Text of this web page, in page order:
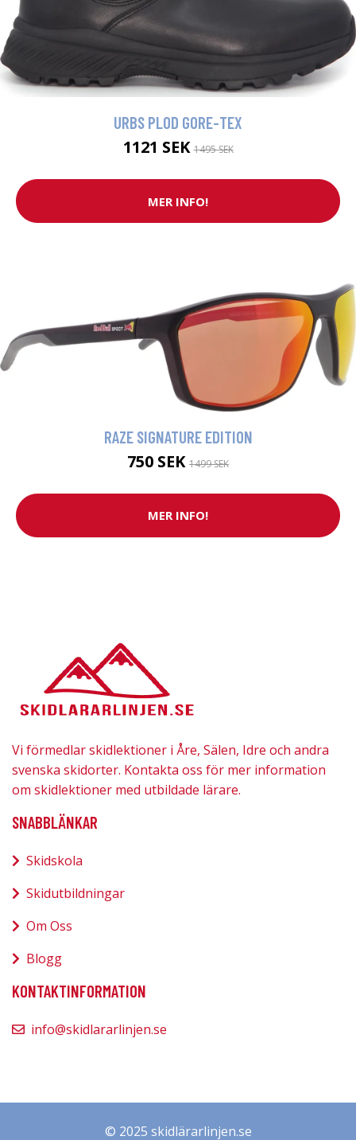
URBS PLOD GORE-TEX
1121 SEK1495 SEK
MER INFO!
RAZE SIGNATURE EDITION
750 SEK 1499 SEK
MER INFO!
Vi förmedlar skidlektioner i Åre, Sälen, Idre och andra
svenska skidorter. Kontakta oss för mer information
om skidlektioner med utbildade lärare.
SNABBLÄNKAR
Skidskola
Skidutbildningar
Om Oss
Blogg
KONTAKTINFORMATION
info@skidlararlinjen.se
© 2025 skidlärarlinjen.se